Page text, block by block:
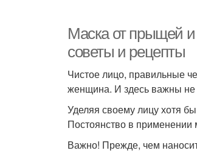
Маска от прыщей
советы и рецепты
Чистое лицо, правильные
женщина. И здесь важны не
Уделяя своему лицу хотя
Постоянство в применении
Важно! Прежде, чем